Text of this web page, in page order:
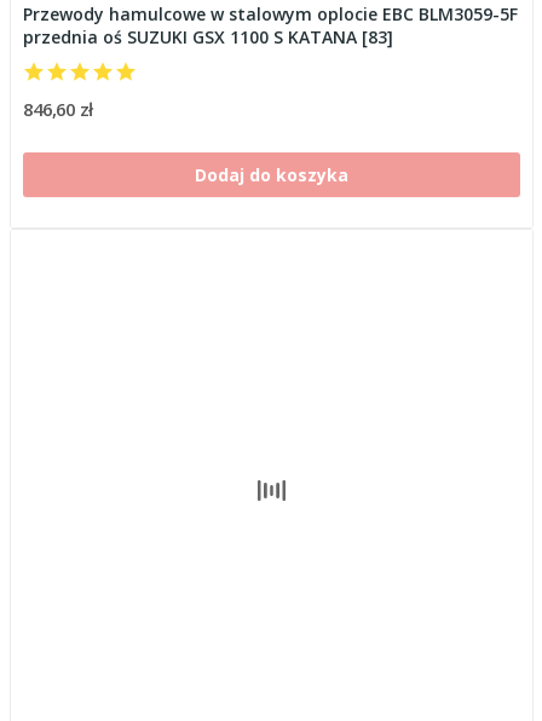
Przewody hamulcowe w stalowym oplocie EBC BLM3059-5F
przednia oś SUZUKI GSX 1100 S KATANA [83]
846,60 zł
Dodaj do koszyka